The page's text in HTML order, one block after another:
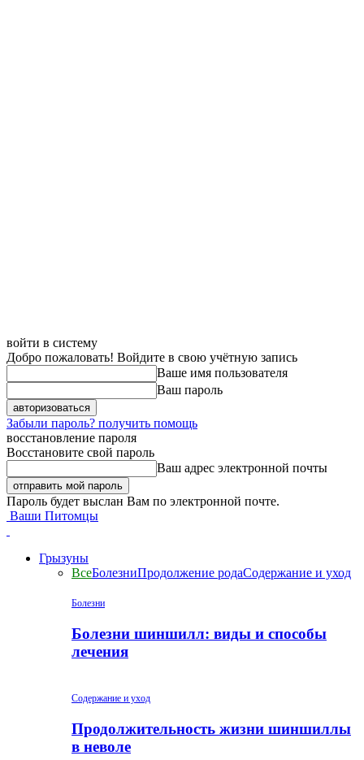
войти в систему
Добро пожаловать! Войдите в свою учётную запись
Ваше имя пользователя
Ваш пароль
Забыли пароль? получить помощь
восстановление пароля
Восстановите свой пароль
Ваш адрес электронной почты
Пароль будет выслан Вам по электронной почте.
Ваши Питомцы
Грызуны
ВсеБолезниПродолжение родаСодержание и уход
Болезни
Болезни шиншилл: виды и способы
лечения
Содержание и уход
Продолжительность жизни шиншиллы
в неволе